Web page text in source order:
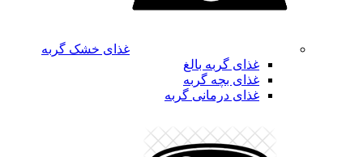
غذای خشک گربه
غذای گربه بالغ
غذای بچه گربه
غذای درمانی گربه